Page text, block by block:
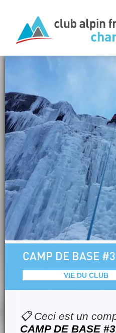
CAMP DE BASE
VIE DU CLUB
📋 Ceci est un
CAMP DE BASE